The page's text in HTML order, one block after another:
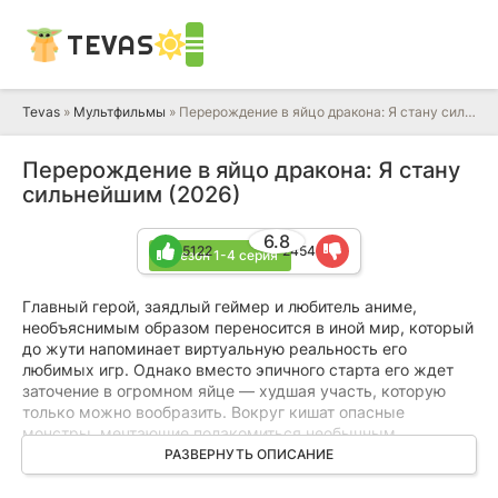
TEVAS
Tevas » Мультфильмы » Перерождение в яйцо дракона: Я стану сильнейшим
Перерождение в яйцо дракона: Я стану
сильнейшим (2026)
1 сезон 1-4 серия
6.8
5122 2454
Главный герой, заядлый геймер и любитель аниме,
необъяснимым образом переносится в иной мир, который
до жути напоминает виртуальную реальность его
любимых игр. Однако вместо эпичного старта его ждет
заточение в огромном яйце — худшая участь, которую
только можно вообразить. Вокруг кишат опасные
монстры, мечтающие полакомиться необычным
деликатесом. Собрав всю волю в кулак, герой все же
выбирается на свет, но обнаруживает, что теперь он —
РАЗВЕРНУТЬ ОПИСАНИЕ